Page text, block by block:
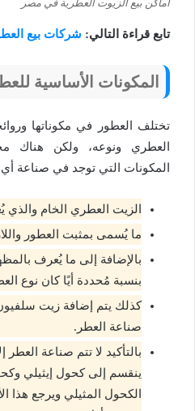
اماكن بيع الزيوت العطرية في مصر
تابع قراءة التالي: شركات بيع
المكونات الأساسية
تختلف العطور في مكوناتها
العطري ونوعه، ولكن هناك
المكونات التي توجد في صناعة
الزيت العطري الخام
ما يُسمى بمثبت العطور
بالإضافة إلى ما يُعرف
بنسبة مُحددة أيًا كان نوع
كذلك يتم إضافة زيت
صناعة العطر.
بالتأكيد لا تتم صناعة العطر
ينقسم إلى كحول إيثيلي
الكحول المثيلي ويرجع هذا